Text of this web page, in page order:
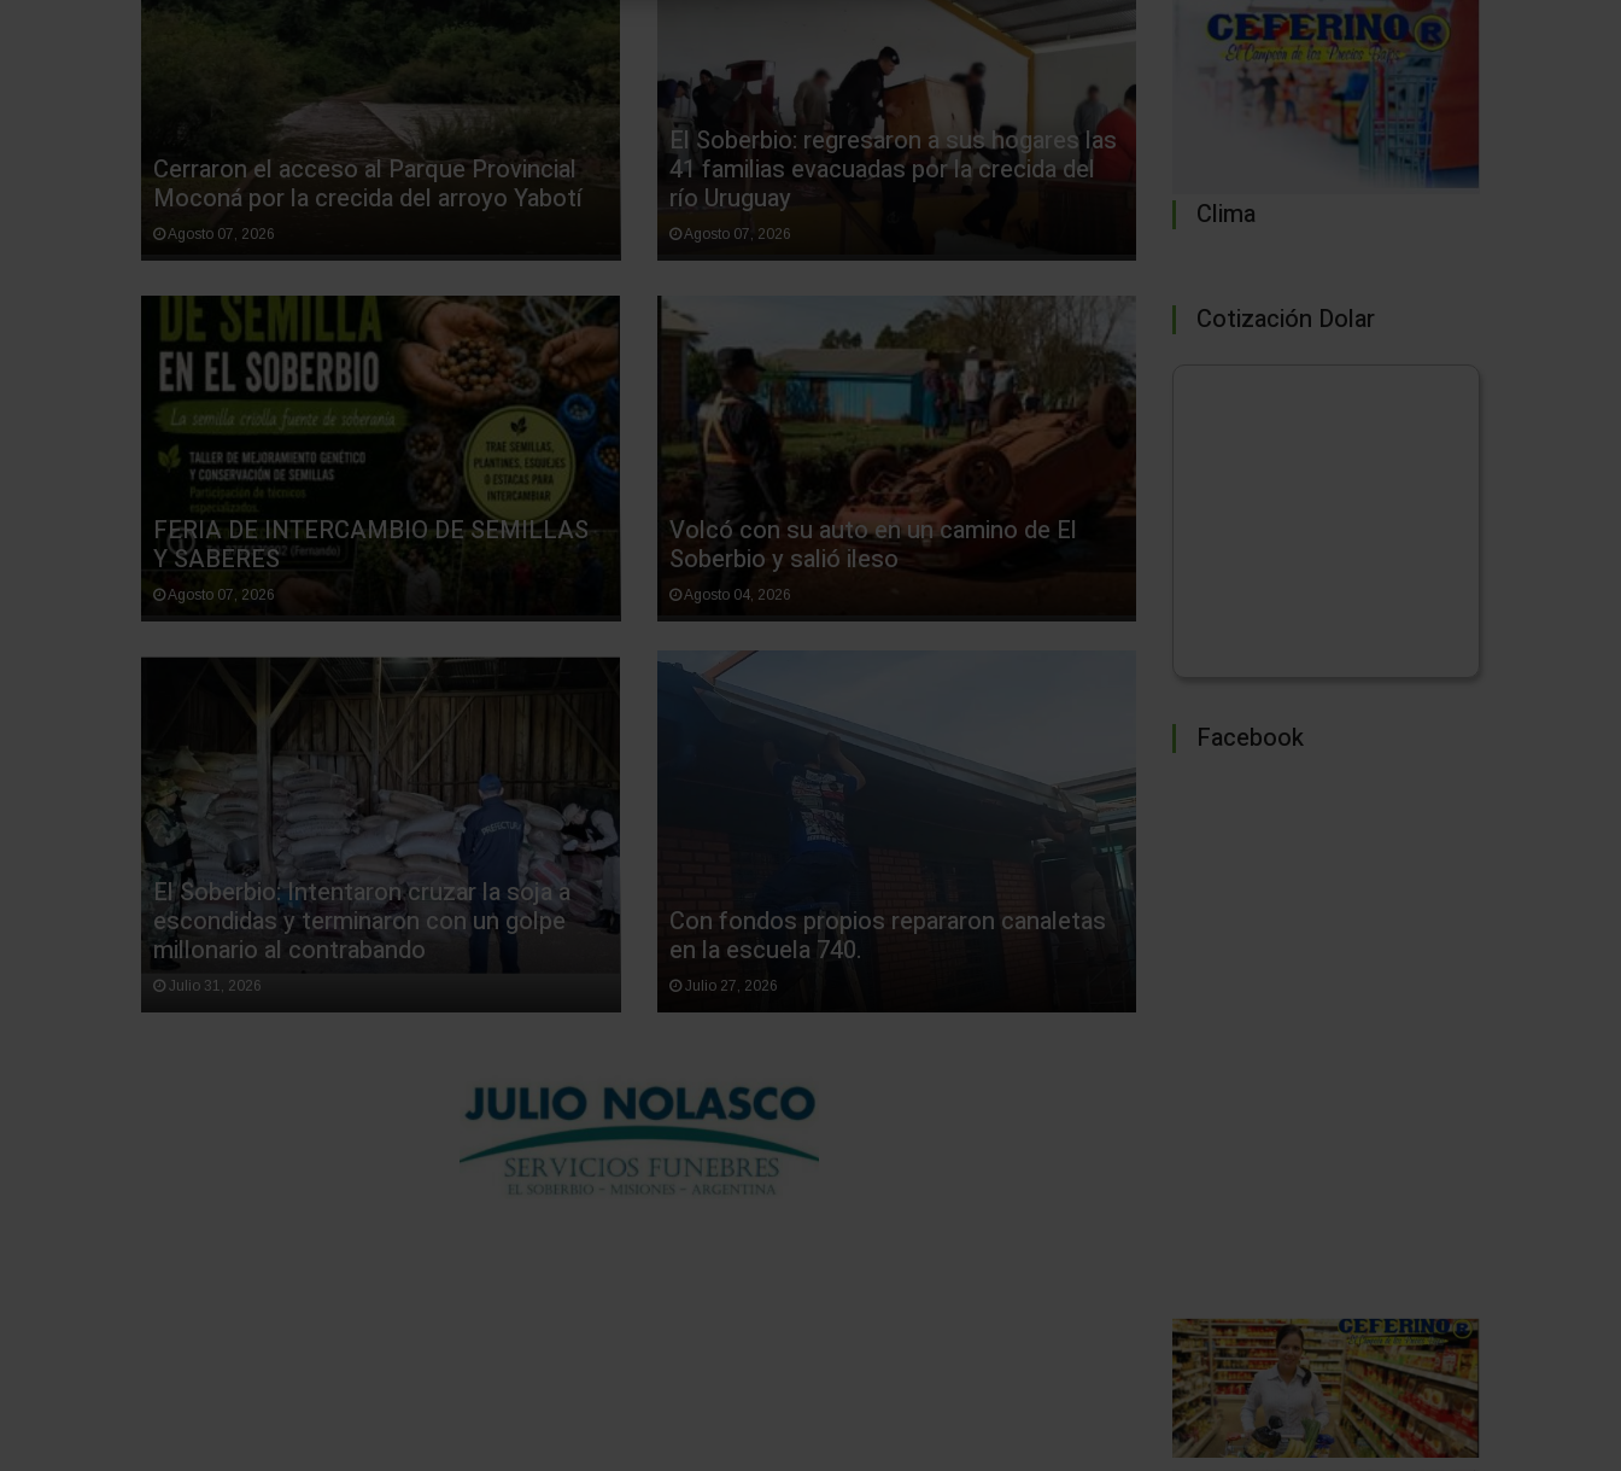
Cerraron el acceso al Parque Provincial
Moconá por la crecida del arroyo Yabotí
Agosto 07, 2026
El Soberbio: regresaron a sus hogares las
41 familias evacuadas por la crecida del
río Uruguay
Agosto 07, 2026
FERIA DE INTERCAMBIO DE SEMILLAS
Y SABERES
Agosto 07, 2026
Volcó con su auto en un camino de El
Soberbio y salió ileso
Agosto 04, 2026
El Soberbio: Intentaron cruzar la soja a
escondidas y terminaron con un golpe
millonario al contrabando
Julio 31, 2026
Con fondos propios repararon canaletas
en la escuela 740.
Julio 27, 2026
Clima
Cotización Dolar
Facebook